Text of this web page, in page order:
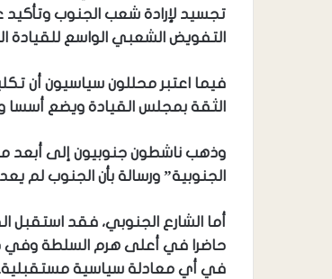
تجسيد لإرادة شعب الجنوب
التفويض الشعبي الواسع للقيادة
فيما اعتبر محللون سياسيون أن
الثقة بمجلس القيادة ويضع أسسا
وذهب ناشطون جنوبيون إلى أبعد
الجنوبية” ورسالة بأن الجنوب لم
أما الشارع الجنوبي، فقد استقبل
حاضرا في أعلى هرم السلطة وفي
في أي معادلة سياسية